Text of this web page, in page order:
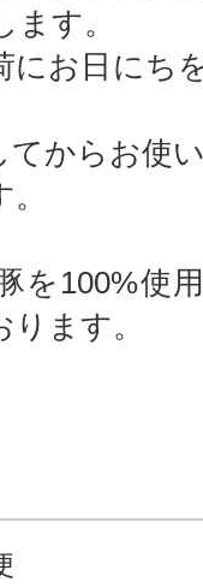
す。
にお日にち
てからお使
を100%使
ます。